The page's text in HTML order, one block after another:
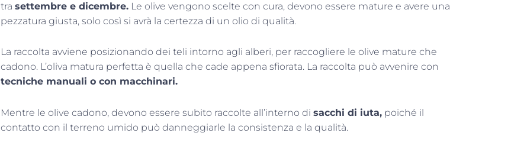
trasettembre e dicembre. Le olive vengono scelte con cura, devono essere mature e avere una
pezzatura giusta, solo così si avrà la certezza di un olio di qualità.
La raccolta avviene posizionando dei teli intorno agli alberi, per raccogliere le olive mature che
cadono. L’oliva matura perfetta è quella che cade appena sfiorata. La raccolta può avvenire con
tecniche manuali o con macchinari.
Mentre le olive cadono, devono essere subito raccolte all’interno disacchi di iuta, poiché il
contatto con il terreno umido può danneggiarle la consistenza e la qualità.